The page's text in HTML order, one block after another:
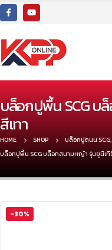
บล็อกปูพื้น SCG บ
สีเทา
HOME SHOP บล็อกปูถนน SCG,
บล็อกปูพื้น SCG บล็อกสนามหญ้า รุ่นยูนิเทิ
-30%